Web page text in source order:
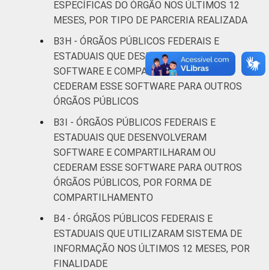
ESPECÍFICAS DO ÓRGÃO NOS ÚLTIMOS 12
MESES, POR TIPO DE PARCERIA REALIZADA
B3H - ÓRGÃOS PÚBLICOS FEDERAIS E
ESTADUAIS QUE DESENVOLVERAM
SOFTWARE E COMPARTILHARAM OU
CEDERAM ESSE SOFTWARE PARA OUTROS
ÓRGÃOS PÚBLICOS
B3I - ÓRGÃOS PÚBLICOS FEDERAIS E
ESTADUAIS QUE DESENVOLVERAM
SOFTWARE E COMPARTILHARAM OU
CEDERAM ESSE SOFTWARE PARA OUTROS
ÓRGÃOS PÚBLICOS, POR FORMA DE
COMPARTILHAMENTO
B4 - ÓRGÃOS PÚBLICOS FEDERAIS E
ESTADUAIS QUE UTILIZARAM SISTEMA DE
INFORMAÇÃO NOS ÚLTIMOS 12 MESES, POR
FINALIDADE